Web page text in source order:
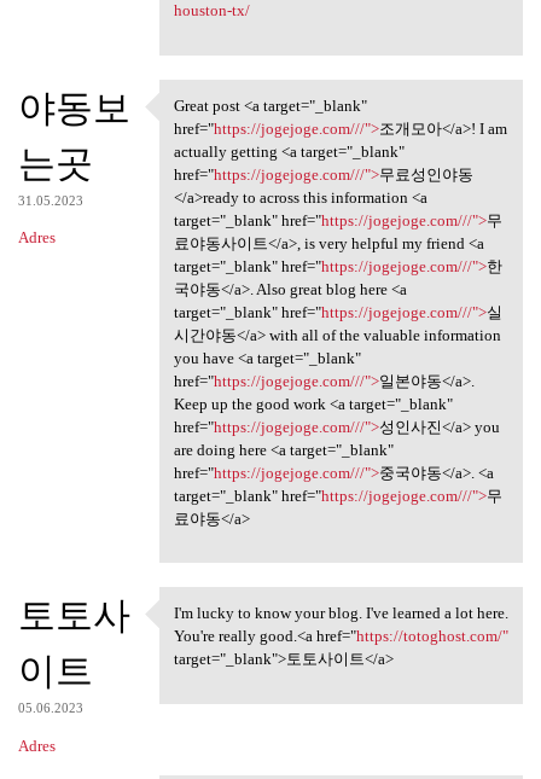
z
e
houston-tx/
야동보
는곳
31.05.2023
Adres
Great post <a target="_blank"
Great post <a target="_blank"
href="https://jogejoge.com///">조개모아</a>! I am
actually getting <a target="_blank"
href="https://jogejoge.com///">무료성인야동
</a>ready to across this information <a
target="_blank" href="https://jogejoge.com///">무
료야동사이트</a>, is very helpful my friend <a
target="_blank" href="https://jogejoge.com///">한
국야동</a>. Also great blog here <a
target="_blank" href="https://jogejoge.com///">실
시간야동</a> with all of the valuable information
you have <a target="_blank"
href="https://jogejoge.com///">일본야동</a>.
Keep up the good work <a target="_blank"
href="https://jogejoge.com///">성인사진</a> you
are doing here <a target="_blank"
href="https://jogejoge.com///">중국야동</a>. <a
target="_blank" href="https://jogejoge.com///">무
료야동</a>
토토사
이트
05.06.2023
Adres
I'm lucky to know your blog.
I'm lucky to know your blog. I've learned a lot here.
You're really good.<a href="https://totoghost.com/"
target="_blank">토토사이트</a>